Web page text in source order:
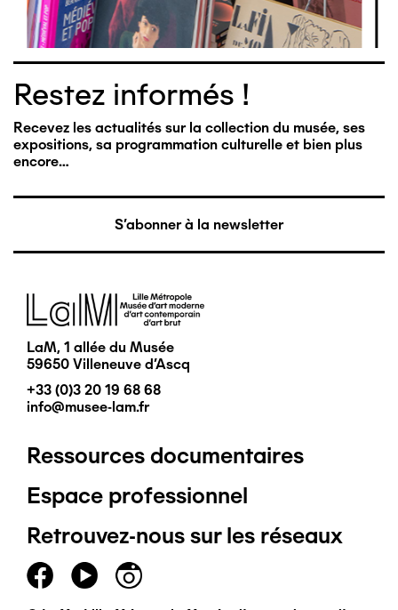
Restez informés !
Recevez les actualités sur la collection du musée, ses
expositions, sa programmation culturelle et bien plus
encore…
S'abonner à la newsletter
Image
LaM, 1 allée du Musée
59650 Villeneuve d'Ascq
+33 (0)3 20 19 68 68
info@musee-lam.fr
Pied
de
page
principal
Ressources documentaires
Espace professionnel
Retrouvez-nous sur les réseaux